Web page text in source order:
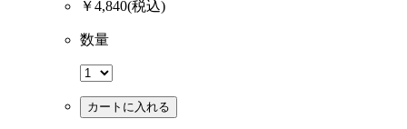
￥4,840(税込)
数量
カートに入れる